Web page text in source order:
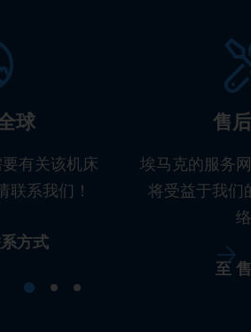
球
有关该机床
联系我们！
方式
售
埃马克的服务
将受益于我们
至